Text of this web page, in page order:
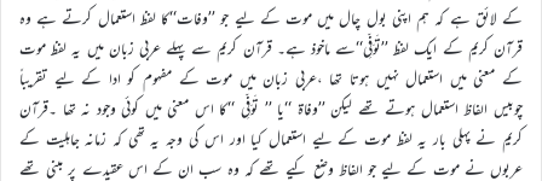
کے لائق ہے کہ ہم اپنی بول چال میں موت کے لیے جو ’’وفات‘‘کا لفظ استعمال کرتے ہے وہ
قرآن کریم کے ایک لفظ ’’تَوَفِّی‘‘سے ماخوذ ہے۔ قرآن کریم سے پہلے عربی زبان میں یہ لفظ موت
کے معنی میں استعمال نہیں ہوتا تھا ،عربی زبان میں موت کے مفہوم کو ادا کے لیے تقریباً
چوبیس الفاظ استعمال ہوتے تھے لیکن ’’وفاۃ ‘‘یا ’’ تَوَفِّی ‘‘کا اس معنی میں کوئی وجود نہ تھا ۔قرآن
کریم نے پہلی بار یہ لفظ موت کے لیے استعمال کیا اور اس کی وجہ یہ تھی کہ زمانہ جاہلیت کے
عربوں نے موت کے لیے جو الفاظ وضع کیے تھے کہ وہ سب ان کے اس عقیدے پر مبنی تھے